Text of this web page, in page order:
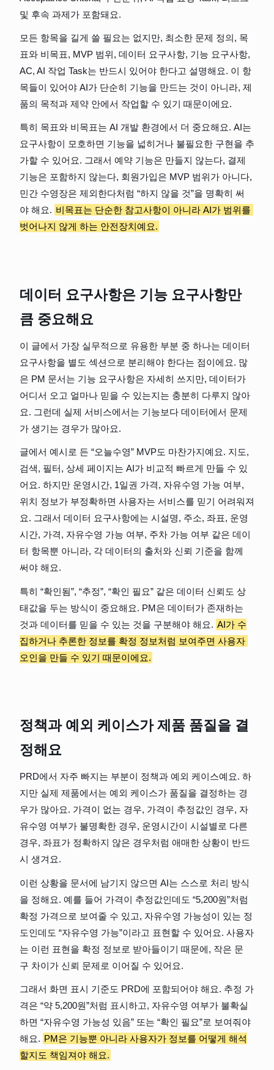
및 후속 과제가 포함돼요.
모든 항목을 길게 쓸 필요는 없지만, 최소한 문제 정의, 목
표와 비목표, MVP 범위, 데이터 요구사항, 기능 요구사항,
AC, AI 작업 Task는 반드시 있어야 한다고 설명해요. 이 항
목들이 있어야 AI가 단순히 기능을 만드는 것이 아니라, 제
품의 목적과 제약 안에서 작업할 수 있기 때문이에요.
특히 목표와 비목표는 AI 개발 환경에서 더 중요해요. AI는
요구사항이 모호하면 기능을 넓히거나 불필요한 구현을 추
가할 수 있어요. 그래서 예약 기능은 만들지 않는다, 결제
기능은 포함하지 않는다, 회원가입은 MVP 범위가 아니다,
민간 수영장은 제외한다처럼 “하지 않을 것”을 명확히 써
야 해요. 비목표는 단순한 참고사항이 아니라 AI가 범위를
벗어나지 않게 하는 안전장치예요.
데이터 요구사항은 기능 요구사항만
큼 중요해요
이 글에서 가장 실무적으로 유용한 부분 중 하나는 데이터
요구사항을 별도 섹션으로 분리해야 한다는 점이에요. 많
은 PM 문서는 기능 요구사항은 자세히 쓰지만, 데이터가
어디서 오고 얼마나 믿을 수 있는지는 충분히 다루지 않아
요. 그런데 실제 서비스에서는 기능보다 데이터에서 문제
가 생기는 경우가 많아요.
글에서 예시로 든 “오늘수영” MVP도 마찬가지예요. 지도,
검색, 필터, 상세 페이지는 AI가 비교적 빠르게 만들 수 있
어요. 하지만 운영시간, 1일권 가격, 자유수영 가능 여부,
위치 정보가 부정확하면 사용자는 서비스를 믿기 어려워져
요. 그래서 데이터 요구사항에는 시설명, 주소, 좌표, 운영
시간, 가격, 자유수영 가능 여부, 주차 가능 여부 같은 데이
터 항목뿐 아니라, 각 데이터의 출처와 신뢰 기준을 함께
써야 해요.
특히 “확인됨”, “추정”, “확인 필요” 같은 데이터 신뢰도 상
태값을 두는 방식이 중요해요. PM은 데이터가 존재하는
것과 데이터를 믿을 수 있는 것을 구분해야 해요. AI가 수
집하거나 추론한 정보를 확정 정보처럼 보여주면 사용자
오인을 만들 수 있기 때문이에요.
정책과 예외 케이스가 제품 품질을 결
정해요
PRD에서 자주 빠지는 부분이 정책과 예외 케이스예요. 하
지만 실제 제품에서는 예외 케이스가 품질을 결정하는 경
우가 많아요. 가격이 없는 경우, 가격이 추정값인 경우, 자
유수영 여부가 불명확한 경우, 운영시간이 시설별로 다른
경우, 좌표가 정확하지 않은 경우처럼 애매한 상황이 반드
시 생겨요.
이런 상황을 문서에 남기지 않으면 AI는 스스로 처리 방식
을 정해요. 예를 들어 가격이 추정값인데도 “5,200원”처럼
확정 가격으로 보여줄 수 있고, 자유수영 가능성이 있는 정
도인데도 “자유수영 가능”이라고 표현할 수 있어요. 사용자
는 이런 표현을 확정 정보로 받아들이기 때문에, 작은 문
구 차이가 신뢰 문제로 이어질 수 있어요.
그래서 화면 표시 기준도 PRD에 포함되어야 해요. 추정 가
격은 “약 5,200원”처럼 표시하고, 자유수영 여부가 불확실
하면 “자유수영 가능성 있음” 또는 “확인 필요”로 보여줘야
해요. PM은 기능뿐 아니라 사용자가 정보를 어떻게 해석
할지도 책임져야 해요.